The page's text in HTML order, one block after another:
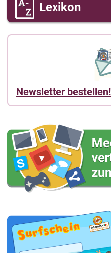
Lexikon
Newsletter bestellen!